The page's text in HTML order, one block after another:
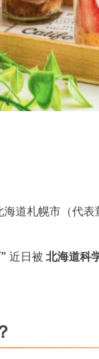
海道札幌市（代
近日被 北海道科